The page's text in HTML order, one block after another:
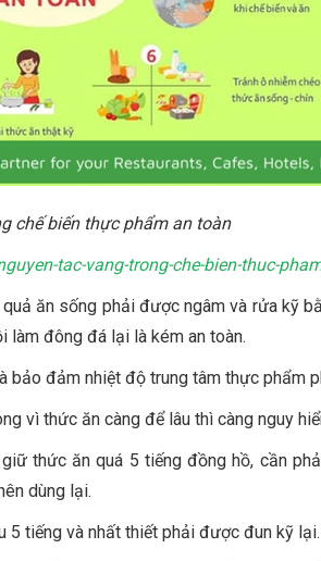
chế biến thực phẩm an toàn
tac-vang-trong-che-bien-thuc-
ăn sống phải được ngâm và rửa kỹ
làm đông đá lại là kém an toàn.
bảo đảm nhiệt độ trung tâm thực phẩm
vì thức ăn càng để lâu thì càng nguy
thức ăn quá 5 tiếng đồng hồ, cần
dùng lại.
5 tiếng và nhất thiết phải được đun kỹ lại.